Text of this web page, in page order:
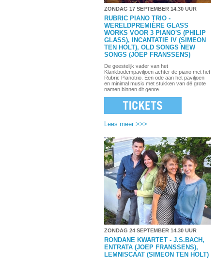
ZONDAG 17 SEPTEMBER 14.30 UUR
RUBRIC PIANO TRIO -
WERELDPREMIÈRE GLASS
WORKS VOOR 3 PIANO'S (PHILIP
GLASS),
INCANTATIE IV (SIMEON
TEN HOLT), OLD SONGS NEW
SONGS (JOEP FRANSSENS)
De geestelijk vader van het
Klankbodempaviljoen achter de piano met het
Rubric Pianotrio. Een ode aan het paviljoen
en minimal music met stukken van dé grote
namen binnen dit genre.
Lees meer >>>
ZONDAG 24 SEPTEMBER 14.30 UUR
RONDANE KWARTET - J.S.BACH,
ENTRATA (JOEP FRANSSENS),
LEMNISCAAT (SIMEON TEN HOLT)